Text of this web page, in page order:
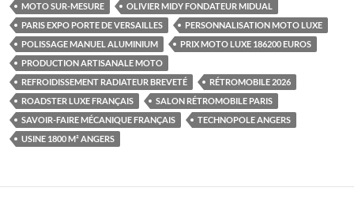
MOTO SUR-MESURE
OLIVIER MIDY FONDATEUR MIDUAL
PARIS EXPO PORTE DE VERSAILLES
PERSONNALISATION MOTO LUXE
POLISSAGE MANUEL ALUMINIUM
PRIX MOTO LUXE 186200 EUROS
PRODUCTION ARTISANALE MOTO
REFROIDISSEMENT RADIATEUR BREVETÉ
RÉTROMOBILE 2026
ROADSTER LUXE FRANÇAIS
SALON RÉTROMOBILE PARIS
SAVOIR-FAIRE MÉCANIQUE FRANÇAIS
TECHNOPOLE ANGERS
USINE 1800 M² ANGERS